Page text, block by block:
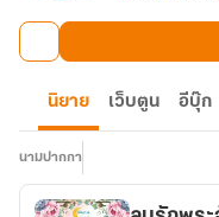
นิยาย เว็บตูน อีบุ๊ก
นามปากกา